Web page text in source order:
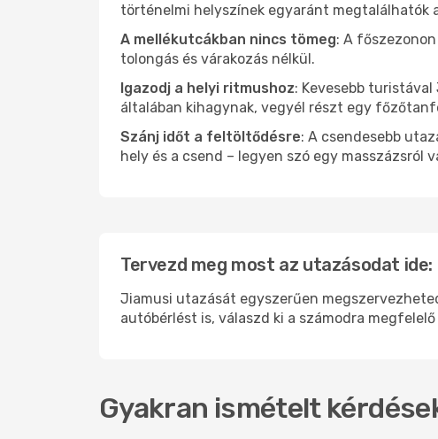
történelmi helyszínek egyaránt megtalálhatók
A mellékutcákban nincs tömeg: A
tolongás és várakozás nélkül.
Igazodj a helyi ritmushoz: Kevesebb
általában kihagynak, vegyél részt egy
Szánj időt a feltöltődésre: A csendesebb
hely és a csend – legyen szó egy masszázsról
Tervezd meg most az utazásodat ide:
Jiamusi utazását egyszerűen
autóbérlést is, válaszd ki a számodra
Gyakran ismételt